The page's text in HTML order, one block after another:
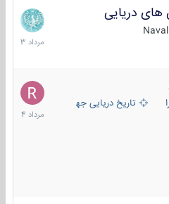
دریایی
2
مرداد
1403
تاریخ دریایی جهان
16
مرداد
1404